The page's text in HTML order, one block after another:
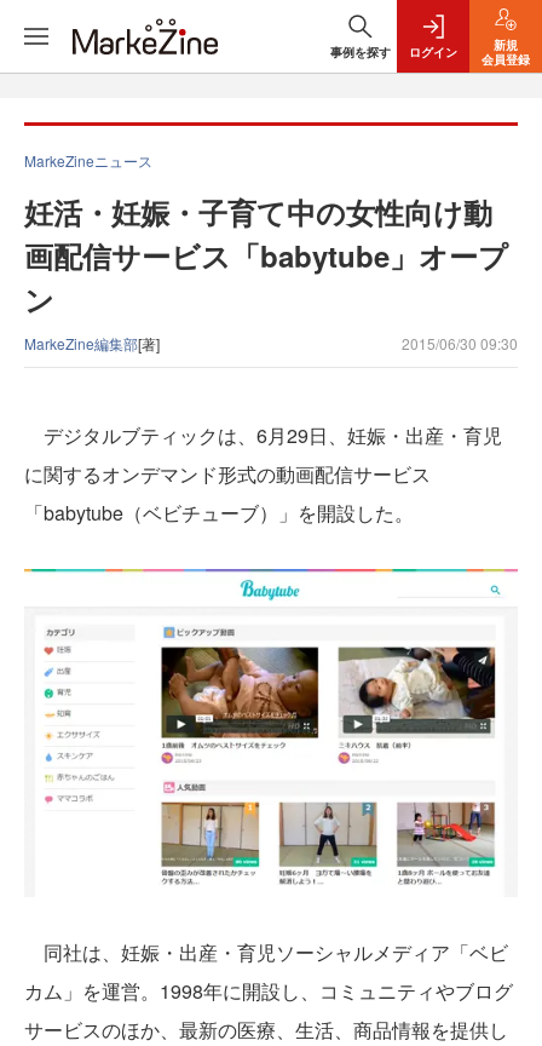
事例を探す ログイン
新規
会員登録
MarkeZineニュース
妊活・妊娠・子育て中の女性向け動
画配信サービス「babytube」オープ
ン
MarkeZine編集部[著] 2015/06/30 09:30
デジタルブティックは、6月29日、妊娠・出産・育児
に関するオンデマンド形式の動画配信サービス
「babytube（ベビチューブ）」を開設した。
同社は、妊娠・出産・育児ソーシャルメディア「ベビ
カム」を運営。1998年に開設し、コミュニティやブログ
サービスのほか、最新の医療、生活、商品情報を提供し